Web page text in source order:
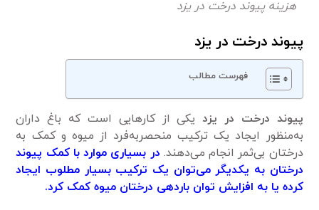
هزینه پیوند درخت در یزد
پیوند درخت در یزد
فهرست مطالب
پیوند درخت در یزد یکی از کار‌هایی است که باغ داران
به‌منظور ایجاد یک ترکیب منحصربه‌فرد از میوه‌ و کمک به
درختان بی‌ثمر انجام می‌دهند. در بسیاری موارد با کمک پیوند
درختان به یکدیگر می‌توان یک ترکیب بسیار مطلوب ایجاد
کرده یا به افزایش توان باردهی درختان میوه‌ کمک کرد.